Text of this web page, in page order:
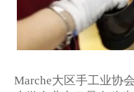
Marche大区手工业协